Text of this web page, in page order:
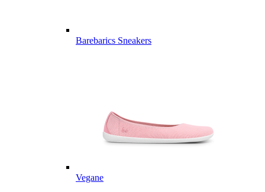
Barebarics Sneakers
Vegane